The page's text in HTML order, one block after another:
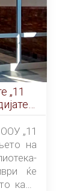
„11
„11
на
ќе
каде